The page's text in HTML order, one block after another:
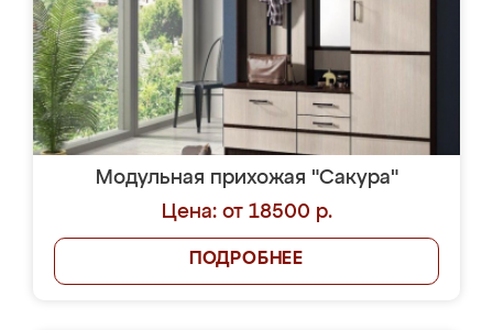
Модульная прихожая "Сакура"
Цена: от 18500 р.
ПОДРОБНЕЕ